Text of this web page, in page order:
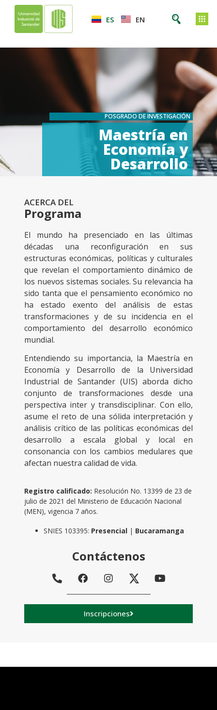
ES EN
POSGRADO DE INVESTIGACIÓN
Maestría en
Economía y
Desarrollo
ACERCA DEL
Programa
El mundo ha presenciado en las últimas
décadas una reconfiguración en sus
estructuras económicas, políticas y culturales
que revelan el comportamiento dinámico de
los nuevos sistemas sociales. Su relevancia ha
sido tanta que el pensamiento económico no
ha estado exento del análisis de estas
transformaciones y de su incidencia en el
comportamiento del desarrollo económico
mundial.
Entendiendo su importancia, la Maestría en
Economía y Desarrollo de la Universidad
Industrial de Santander (UIS) aborda dicho
conjunto de transformaciones desde una
perspectiva inter y transdisciplinar. Con ello,
asume el reto de una sólida interpretación y
análisis crítico de las políticas económicas del
desarrollo a escala global y local en
consonancia con los cambios medulares que
afectan nuestra calidad de vida.
Registro calificado: Resolución No. 13399 de 23 de
julio de 2021 del Ministerio de Educación Nacional
(MEN), vigencia 7 años.
SNIES 103395: Presencial | Bucaramanga
Contáctenos
Inscripciones